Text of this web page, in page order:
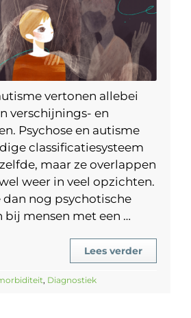
vertonen allebei
verschijnings- en
Psychose en autisme
classificatiesysteem
maar ze overlappen
weer in veel opzichten.
dan nog psychotische
bij mensen met een …
Lees verder
, Diagnostiek